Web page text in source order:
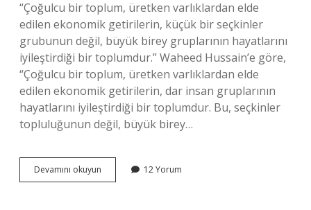
“Çoğulcu bir toplum, üretken varlıklardan elde
edilen ekonomik getirilerin, küçük bir seçkinler
grubunun değil, büyük birey gruplarının hayatlarını
iyileştirdiği bir toplumdur.” Waheed Hussain’e göre,
“Çoğulcu bir toplum, üretken varlıklardan elde
edilen ekonomik getirilerin, dar insan gruplarının
hayatlarını iyileştirdiği bir toplumdur. Bu, seçkinler
topluluğunun değil, büyük birey…
Devamını okuyun Çoğulcu
Anlayışı
12 Yorum